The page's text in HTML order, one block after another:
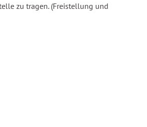
zu tragen. (Freistellung und